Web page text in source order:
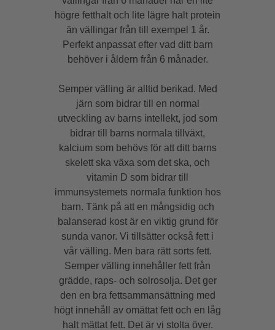
högre fetthalt och lite lägre halt protein
än vällingar från till exempel 1 år.
Perfekt anpassat efter vad ditt barn
behöver i åldern från 6 månader.
Semper välling är alltid berikad. Med
järn som bidrar till en normal
utveckling av barns intellekt, jod som
bidrar till barns normala tillväxt,
kalcium som behövs för att ditt barns
skelett ska växa som det ska, och
vitamin D som bidrar till
immunsystemets normala funktion hos
barn. Tänk på att en mångsidig och
balanserad kost är en viktig grund för
sunda vanor. Vi tillsätter också fett i
vår välling. Men bara rätt sorts fett.
Semper välling innehåller fett från
grädde, raps- och solrosolja. Det ger
den en bra fettsammansättning med
högt innehåll av omättat fett och en låg
halt mättat fett. Det är vi stolta över.